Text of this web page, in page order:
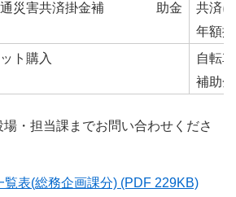
交通災害共済掛金補 助金
共済
年額
ト購入
自転
補助
・担当課までお問い合わせくださ
覧表(総務企画課分) (PDF 229KB)